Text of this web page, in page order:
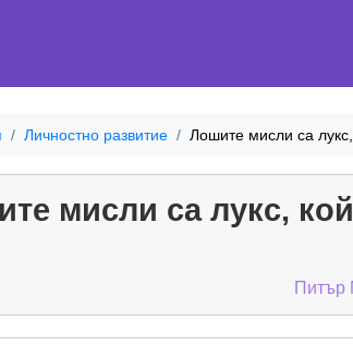
Личностно развитие Лошите мисли са
мисли са лукс,
Питър